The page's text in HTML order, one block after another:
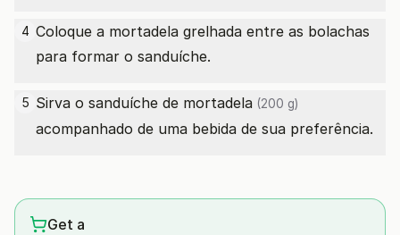
4 Coloque a mortadela grelhada entre as bolachas
para formar o sanduíche.
5 Sirva o sanduíche de mortadela (200 g)
acompanhado de uma bebida de sua preferência.
Get a